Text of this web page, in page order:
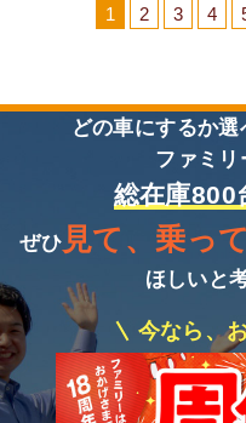
1 2 3 4
どの車にするか
ファミリ
総在庫800
ぜひ 見て、乗っ
ほしいと
今なら、